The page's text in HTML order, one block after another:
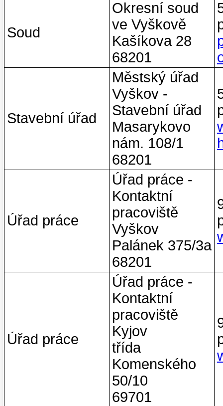
Soud
Okresní soud
ve Vyškově
Kašíkova 28
68201
Stavební úřad
Městský úřad
Vyškov -
Stavební úřad
Masarykovo
nám. 108/1
68201
Úřad práce
Úřad práce -
Kontaktní
pracoviště
Vyškov
Palánek 375/3a
68201
Úřad práce
Úřad práce -
Kontaktní
pracoviště
Kyjov
třída
Komenského
50/10
69701